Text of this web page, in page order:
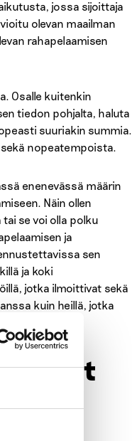
jossa sijoittaja
olevan maailman
rahapelaamisen
Osalle kuitenkin
tiedon pohjalta, haluta
suuriakin summia.
nopeatempoista.
enenevässä määrin
Näin ollen
se voi olla polku
ja
sen
ja koki
jotka ilmoittivat sekä
kuin heillä, jotka